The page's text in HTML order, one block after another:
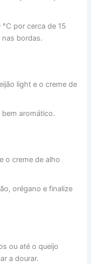
por cerca de 15
bordas.
light e o creme de
aromático.
o creme de alho
orégano e finalize
ou até o queijo
a dourar.